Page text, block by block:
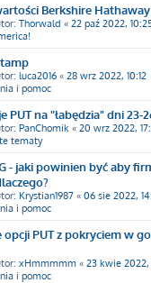
Berkshire Hathaway
Thorwald « 22 paź 2022,
luca2016 « 28 wrz 2022, 10:12
i pomoc
PUT na "łabędzia" dni 23-
PanChomik « 20 wrz 2022,
tematy
- jaki powinien być aby
Krystian1987 « 06 sie 2022,
i pomoc
PUT z pokryciem w
xHmmmmm « 23 kwie
i pomoc